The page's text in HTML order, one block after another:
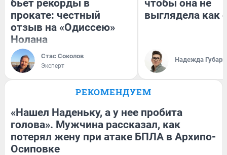
бьет рекорды в
прокате: честный
отзыв на «Одиссею»
Нолана
Стас Соколов
Эксперт
чтобы она не
выглядела как
Надежда Губарь
РЕКОМЕНДУЕМ
«Нашел Наденьку, а у нее пробита
голова». Мужчина рассказал, как
потерял жену при атаке БПЛА в Архипо-
Осиповке